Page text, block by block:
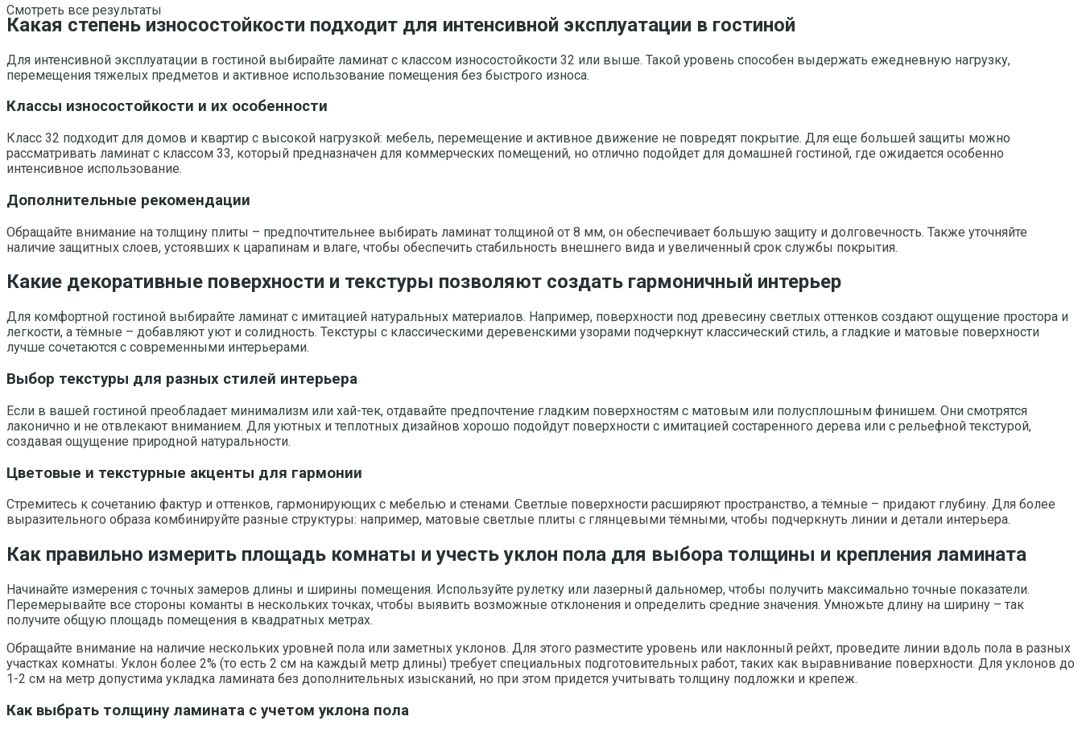
Смотреть все результаты
Какая степень износостойкости подходит для интенсивной эксплуатации в гостиной
Для интенсивной эксплуатации в гостиной выбирайте ламинат с классом износостойкости 32 или выше. Такой уровень способен выдержать ежедневную нагрузку,
перемещения тяжелых предметов и активное использование помещения без быстрого износа.
Классы износостойкости и их особенности
Класс 32 подходит для домов и квартир с высокой нагрузкой: мебель, перемещение и активное движение не повредят покрытие. Для еще большей защиты можно
рассматривать ламинат с классом 33, который предназначен для коммерческих помещений, но отлично подойдет для домашней гостиной, где ожидается особенно
интенсивное использование.
Дополнительные рекомендации
Обращайте внимание на толщину плиты – предпочтительнее выбирать ламинат толщиной от 8 мм, он обеспечивает большую защиту и долговечность. Также уточняйте
наличие защитных слоев, устоявших к царапинам и влаге, чтобы обеспечить стабильность внешнего вида и увеличенный срок службы покрытия.
Какие декоративные поверхности и текстуры позволяют создать гармоничный интерьер
Для комфортной гостиной выбирайте ламинат с имитацией натуральных материалов. Например, поверхности под древесину светлых оттенков создают ощущение простора и
легкости, а тёмные – добавляют уют и солидность. Текстуры с классическими деревенскими узорами подчеркнут классический стиль, а гладкие и матовые поверхности
лучше сочетаются с современными интерьерами.
Выбор текстуры для разных стилей интерьера
Если в вашей гостиной преобладает минимализм или хай-тек, отдавайте предпочтение гладким поверхностям с матовым или полусплошным финишем. Они смотрятся
лаконично и не отвлекают вниманием. Для уютных и теплотных дизайнов хорошо подойдут поверхности с имитацией состаренного дерева или с рельефной текстурой,
создавая ощущение природной натуральности.
Цветовые и текстурные акценты для гармонии
Стремитесь к сочетанию фактур и оттенков, гармонирующих с мебелью и стенами. Светлые поверхности расширяют пространство, а тёмные – придают глубину. Для более
выразительного образа комбинируйте разные структуры: например, матовые светлые плиты с глянцевыми тёмными, чтобы подчеркнуть линии и детали интерьера.
Как правильно измерить площадь комнаты и учесть уклон пола для выбора толщины и крепления ламината
Начинайте измерения с точных замеров длины и ширины помещения. Используйте рулетку или лазерный дальномер, чтобы получить максимально точные показатели.
Перемерывайте все стороны команты в нескольких точках, чтобы выявить возможные отклонения и определить средние значения. Умножьте длину на ширину – так
получите общую площадь помещения в квадратных метрах.
Обращайте внимание на наличие нескольких уровней пола или заметных уклонов. Для этого разместите уровень или наклонный рейхт, проведите линии вдоль пола в разных
участках комнаты. Уклон более 2% (то есть 2 см на каждый метр длины) требует специальных подготовительных работ, таких как выравнивание поверхности. Для уклонов до
1-2 см на метр допустима укладка ламината без дополнительных изысканий, но при этом придется учитывать толщину подложки и крепеж.
Как выбрать толщину ламината с учетом уклона пола